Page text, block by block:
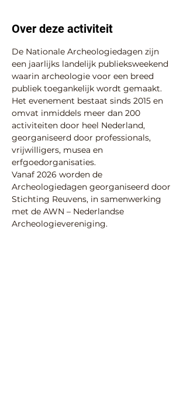
Over deze activiteit
De Nationale Archeologiedagen zijn
een jaarlijks landelijk publieksweekend
waarin archeologie voor een breed
publiek toegankelijk wordt gemaakt.
Het evenement bestaat sinds 2015 en
omvat inmiddels meer dan 200
activiteiten door heel Nederland,
georganiseerd door professionals,
vrijwilligers, musea en
erfgoedorganisaties.
Vanaf 2026 worden de
Archeologiedagen georganiseerd door
Stichting Reuvens, in samenwerking
met de AWN – Nederlandse
Archeologievereniging.